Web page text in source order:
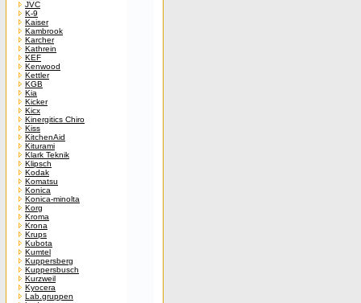
JVC
K-9
Kaiser
Kambrook
Karcher
Kathrein
KEF
Kenwood
Kettler
KGB
Kia
Kicker
Kicx
Kinergitics Chiro
Kiss
KitchenAid
Kiturami
Klark Teknik
Klipsch
Kodak
Komatsu
Konica
Konica-minolta
Korg
Kroma
Krona
Krups
Kubota
Kumtel
Kuppersberg
Kuppersbusch
Kurzweil
Kyocera
Lab.gruppen